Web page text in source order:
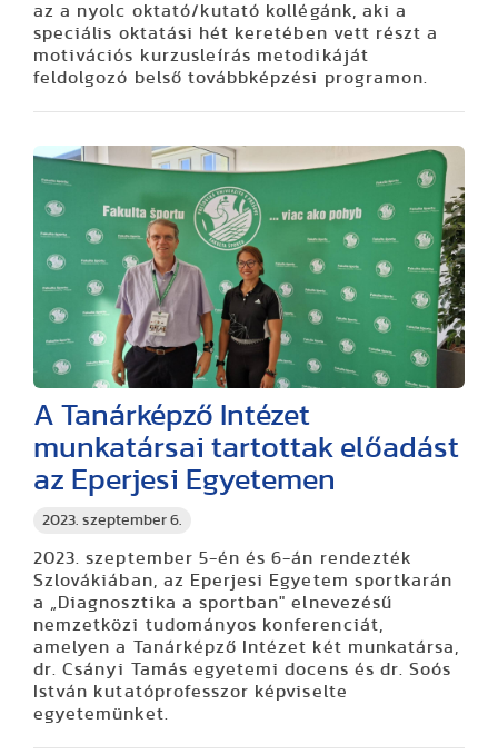
az a nyolc oktató/kutató kollégánk, aki a
speciális oktatási hét keretében vett részt a
motivációs kurzusleírás metodikáját
feldolgozó belső továbbképzési programon.
2023. szeptember 6.
A Tanárképző Intézet
munkatársai tartottak előadást
az Eperjesi Egyetemen
2023. szeptember 5-én és 6-án rendezték
Szlovákiában, az Eperjesi Egyetem sportkarán
a „Diagnosztika a sportban" elnevezésű
nemzetközi tudományos konferenciát,
amelyen a Tanárképző Intézet két munkatársa,
dr. Csányi Tamás egyetemi docens és dr. Soós
István kutatóprofesszor képviselte
egyetemünket.